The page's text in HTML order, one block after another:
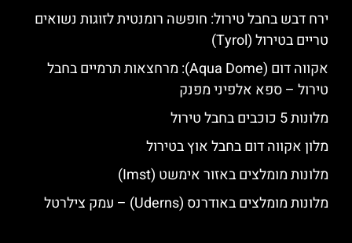
ירח דבש בחבל טירול: חופשה רומנטית לזוגות נשואים
טריים בטירול (Tyrol)
אקווה דום (Aqua Dome): מרחצאות תרמיים בחבל
טירול – ספא אלפיני מפנק
מלונות 5 כוכבים בחבל טירול
מלון אקווה דום בחבל אוץ בטירול
מלונות מומלצים באזור אימשט (Imst)
מלונות מומלצים באודרנס (Uderns) – עמק צילרטל